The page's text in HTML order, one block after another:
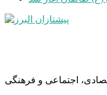
اجتماعی و فرهنگی